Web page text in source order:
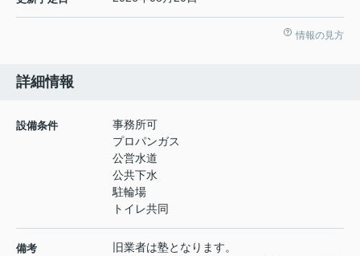
情報の見方
詳細情報
設備条件
事務所可
プロパンガス
公営水道
公共下水
駐輪場
トイレ共同
備考
旧業者は塾となります。